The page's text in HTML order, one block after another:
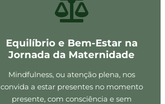
Equilíbrio e Bem-Estar na
Jornada da Maternidade
Mindfulness, ou atenção plena, nos
convida a estar presentes no momento
presente, com consciência e sem